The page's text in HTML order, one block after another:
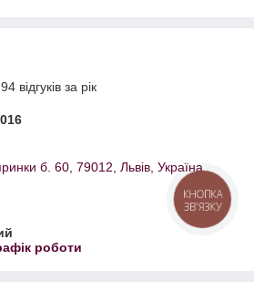
відгуків за рік
б. 60, 79012, Львів, Україна
роботи
КНОПКА
ЗВ'ЯЗКУ